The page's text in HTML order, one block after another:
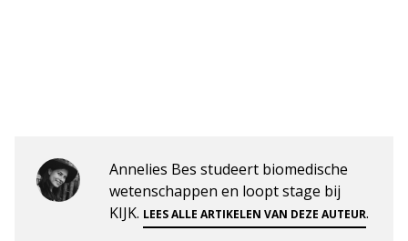
Annelies Bes studeert biomedische
wetenschappen en loopt stage bij
KIJK. LEES ALLE ARTIKELEN VAN DEZE AUTEUR.